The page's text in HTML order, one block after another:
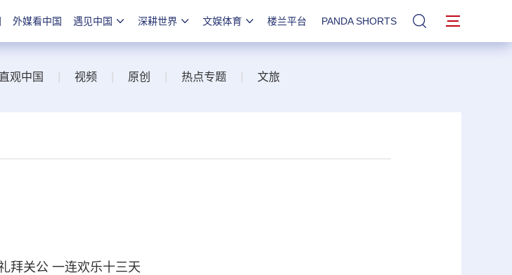
外媒看中国 遇见中国 深耕世界 文娱体育 楼兰平台 PANDA SHORTS 站内搜索
直观中国 视频 原创 热点专题 文旅
关公 一连欢乐十三天